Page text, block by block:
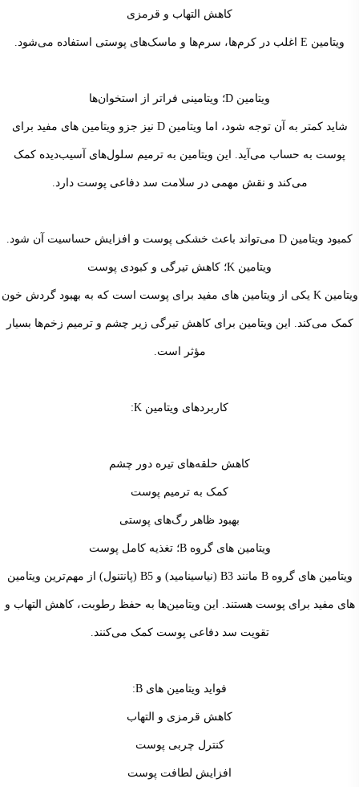
کاهش التهاب و قرمزی
ویتامین E اغلب در کرم‌ها، سرم‌ها و ماسک‌های پوستی استفاده می‌شود.
ویتامین D؛ ویتامینی فراتر از استخوان‌ها
شاید کمتر به آن توجه شود، اما ویتامین D نیز جزو ویتامین های مفید برای
پوست به حساب می‌آید. این ویتامین به ترمیم سلول‌های آسیب‌دیده کمک
می‌کند و نقش مهمی در سلامت سد دفاعی پوست دارد.
کمبود ویتامین D می‌تواند باعث خشکی پوست و افزایش حساسیت آن شود.
ویتامین K؛ کاهش تیرگی و کبودی پوست
ویتامین K یکی از ویتامین های مفید برای پوست است که به بهبود گردش خون
کمک می‌کند. این ویتامین برای کاهش تیرگی زیر چشم و ترمیم زخم‌ها بسیار
مؤثر است.
کاربردهای ویتامین K:
کاهش حلقه‌های تیره دور چشم
کمک به ترمیم پوست
بهبود ظاهر رگ‌های پوستی
ویتامین های گروه B؛ تغذیه کامل پوست
ویتامین های گروه B مانند B3 (نیاسینامید) و B5 (پانتنول) از مهم‌ترین ویتامین
های مفید برای پوست هستند. این ویتامین‌ها به حفظ رطوبت، کاهش التهاب و
تقویت سد دفاعی پوست کمک می‌کنند.
فواید ویتامین های B:
کاهش قرمزی و التهاب
کنترل چربی پوست
افزایش لطافت پوست